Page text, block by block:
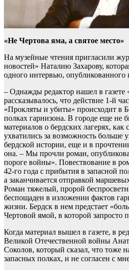
«Не Чертова яма, а святое место»
На музейные чтения пригласили
новостей» Наталию Захарову,
одного интервью, опубликованного
– Однажды редактор нашел в газете
рассказывалось, что действие 1-й
«Прокляты и убиты» происходит в
полках гарнизона. В городе еще не
материалов о бердских лагерях,
ухватились за возможность больше
бердской истории, еще и в
она. – Мы прочли роман,
пороге войны». Повествование в
42-го года с прибытия в запасной
а заканчивается отправкой
Роман тяжелый, пророй
беспощаден в изложении фактов
жизни. Бердск в нем предстает
Чертовой ямой, в которой запросто
Когда материал вышел в газете, в
Великой Отечественной войны
Соколов, который сказал, что тоже
запасных полках, и не согласен с